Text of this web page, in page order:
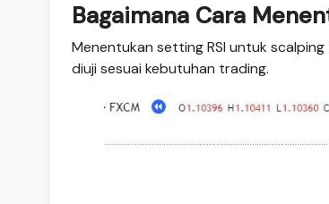
Bagaimana Cara
Menentukan setting RSI untuk
diuji sesuai kebutuhan trading.